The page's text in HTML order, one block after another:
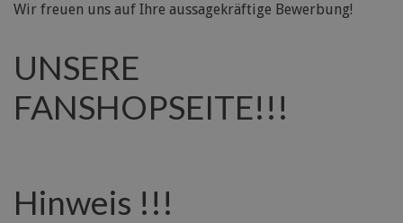
Wir freuen uns auf Ihre aussagekräftige Bewerbung!
UNSERE
FANSHOPSEITE!!!
Hinweis !!!